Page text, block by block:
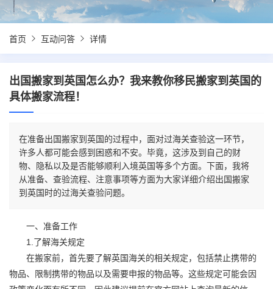
首页 互动问答 详情
出国搬家到英国怎么办？我来教你移民搬家到英国的
具体搬家流程！
在准备出国搬家到英国的过程中，面对过海关查验这一环节，
许多人都可能会感到困惑和不安。毕竟，这涉及到自己的财
物、隐私以及是否能够顺利入境英国等多个方面。下面，我将
从准备、查验流程、注意事项等方面为大家详细介绍出国搬家
到英国时的过海关查验问题。
一、准备工作
1.了解海关规定
在搬家前，首先要了解英国海关的相关规定，包括禁止携带的
物品、限制携带的物品以及需要申报的物品等。这些规定可能会因